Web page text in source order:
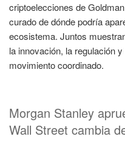
criptoelecciones de
curado de dónde podría
ecosistema. Juntos
la innovación, la regulación
movimiento coordinado.
Morgan Stanley
Wall Street cambia